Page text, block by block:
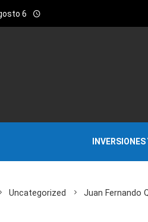
6
Uncategorized Juan Fernando